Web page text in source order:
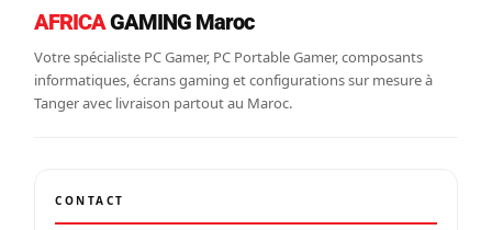
AFRICAGAMING Maroc
Votre spécialiste PC Gamer, PC Portable Gamer, composants
informatiques, écrans gaming et configurations sur mesure à
Tanger avec livraison partout au Maroc.
CONTACT